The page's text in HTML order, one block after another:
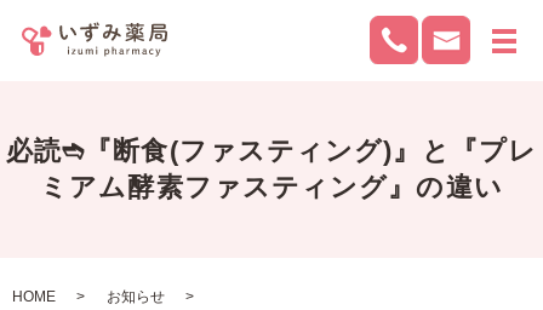
メ
必読➬『断食(ファスティング)』と『プレ
ミアム酵素ファスティング』の違い
HOME
お知らせ